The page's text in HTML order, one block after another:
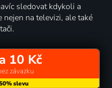
sledovat kdykoli a
na televizi, ale také
10 Kč
závazku